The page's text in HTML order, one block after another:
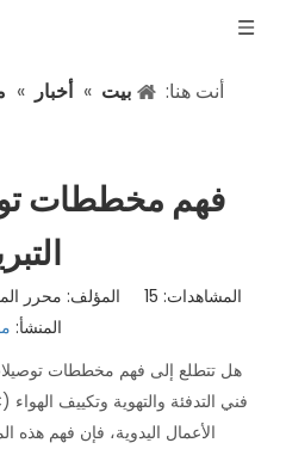
أنت هنا: بيت » أخبار »
فهم مخططات
المشاهدات: 15
المنشأ:
هل تتطلع إلى فهم مخططات
الأعمال اليدوية، فإن فهم هذه